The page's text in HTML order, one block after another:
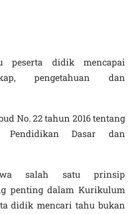
peserta didik mencapai
pengetahuan dan
No. 22 tahun 2016 tentang
Pendidikan Dasar dan
salah satu prinsip
penting dalam Kurikulum
didik mencari tahu bukan